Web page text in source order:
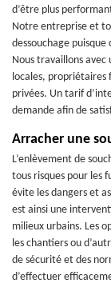
d’être plus
Notre entreprise et
dessouchage puisque
Nous travaillons
locales, propriétaires
privées. Un tarif
demande afin de
Arracher une
L’enlèvement de
tous risques pour les
évite les dangers et
est ainsi une
milieux urbains. Les
les chantiers ou
de sécurité et des
d’effectuer